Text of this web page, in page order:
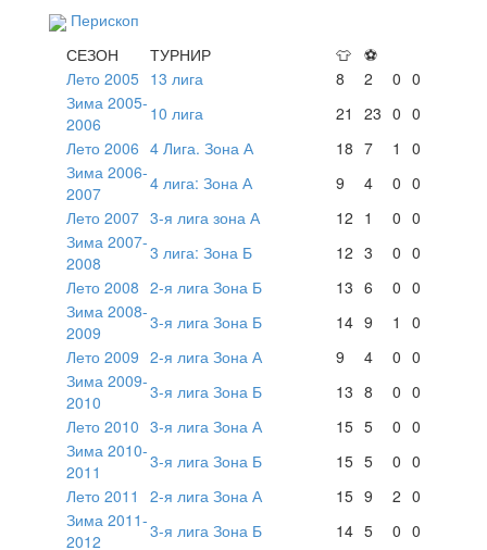
Перископ
СЕЗОН
ТУРНИР 👕 ⚽
Лето 2005 13 лига 8 2 0 0
Зима 2005-
2006
10 лига 21 23 0 0
Лето 2006 4 Лига. Зона А 18 7 1
0
Зима 2006-
2007
4 лига: Зона А 9 4 0 0
Лето 2007 3-я лига зона А 12 1 0 0
Зима 2007-
2008
3 лига: Зона Б 12 3 0 0
Лето 2008 2-я лига Зона Б 13 6 0 0
Зима 2008-
2009
3-я лига Зона Б 14 9 1
0
Лето 2009 2-я лига Зона А 9 4 0 0
Зима 2009-
2010
3-я лига Зона Б 13 8 0 0
Лето 2010 3-я лига Зона А 15 5 0 0
Зима 2010-
2011
3-я лига Зона Б 15 5 0 0
Лето 2011
2-я лига Зона А 15 9 2 0
Зима 2011-
2012
3-я лига Зона Б 14 5 0 0